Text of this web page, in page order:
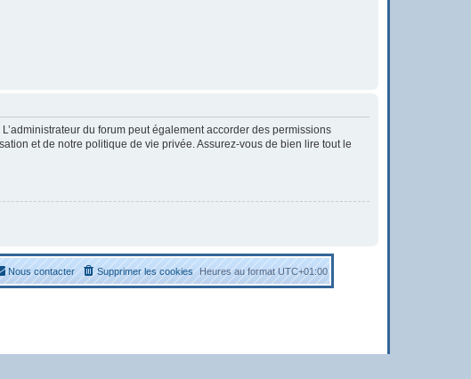
du forum peut également accorder des permissions
et de notre politique de vie privée. Assurez-vous de bien lire tout le
Heures au formatUTC+01:00
Supprimer les cookies
Nous contacter